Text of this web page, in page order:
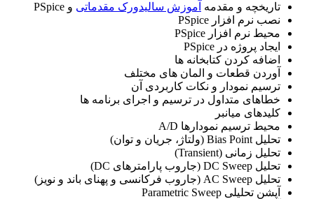
تاریخچه و مقدمه آموزش سالیدورک مقدماتی و PSpice
نصب نرم افزار PSpice
محیط نرم افزار PSpice
ایجاد پروژه در PSpice
اضافه کردن کتابخانه ها
آوردن قطعات و المان های مختلف
ترسیم نمودار و نکات کاربردی آن
خطاهای متداول در ترسیم و اجرای برنامه ها
کلیدهای میانبر
محیط ترسیم نمودارها A/D
تحلیل Bias Point (ولتاژ، جریان و توان)
تحلیل زمانی (Transient)
تحلیل DC Sweep (جاروب پارامترهای DC)
تحلیل AC Sweep (جاروب فرکانسی و پهنای باند و نویز)
آپشن تحلیلی Parametric Sweep